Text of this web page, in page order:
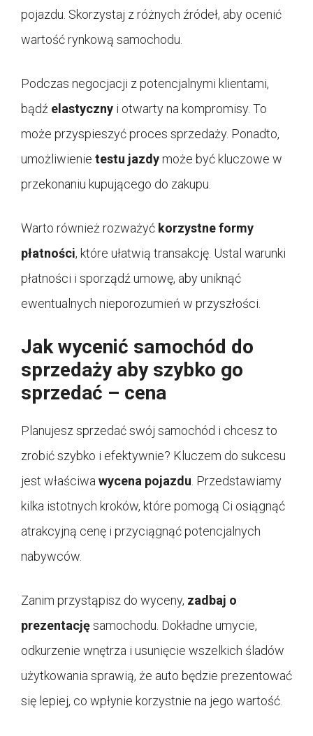
pojazdu. Skorzystaj z różnych źródeł, aby ocenić
wartość rynkową samochodu.
Podczas negocjacji z potencjalnymi klientami,
bądź elastyczny i otwarty na kompromisy. To
może przyspieszyć proces sprzedaży. Ponadto,
umożliwienie testu jazdymoże być kluczowe w
przekonaniu kupującego do zakupu.
Warto również rozważyć korzystne formy
płatności, które ułatwią transakcję. Ustal warunki
płatności i sporządź umowę, aby uniknąć
ewentualnych nieporozumień w przyszłości.
Jak wycenić samochód do
sprzedaży aby szybko go
sprzedać – cena
Planujesz sprzedać swój samochód i chcesz to
zrobić szybko i efektywnie? Kluczem do sukcesu
jest właściwa wycena pojazdu . Przedstawiamy
kilka istotnych kroków, które pomogą Ci osiągnąć
atrakcyjną cenę i przyciągnąć potencjalnych
nabywców.
Zanim przystąpisz do wyceny, zadbaj o
prezentacjęsamochodu. Dokładne umycie,
odkurzenie wnętrza i usunięcie wszelkich śladów
użytkowania sprawią, że auto będzie prezentować
się lepiej, co wpłynie korzystnie na jego wartość.